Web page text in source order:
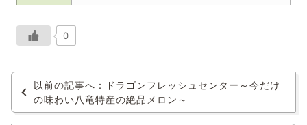
0
以前の記事へ：ドラゴンフレッシュセンター～今だけ
の味わい八竜特産の絶品メロン～